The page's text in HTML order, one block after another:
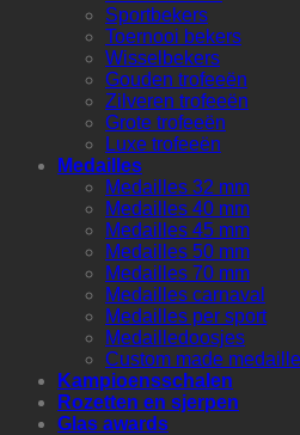
Sportbekers
Toernooi bekers
Wisselbekers
Gouden trofeeën
Zilveren trofeeën
Grote trofeeën
Luxe trofeeën
Medailles
Medailles 32 mm
Medailles 40 mm
Medailles 45 mm
Medailles 50 mm
Medailles 70 mm
Medailles carnaval
Medailles per sport
Medailledoosjes
Custom made
Kampioensschalen
Rozetten en sjerpen
Glas awards